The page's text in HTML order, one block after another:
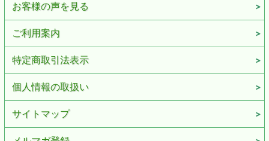
お客様の声を見る
ご利用案内
特定商取引法表示
個人情報の取扱い
サイトマップ